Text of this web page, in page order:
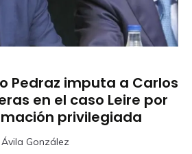
Pedraz imputa a Carlos
en el caso Leire por
privilegiada
González